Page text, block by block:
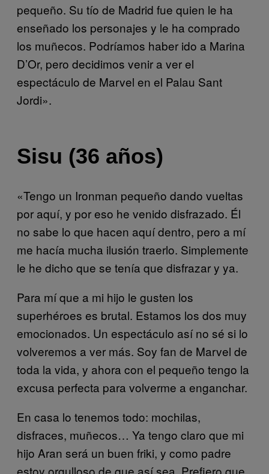
pequeño. Su tío de Madrid fue quien le ha
enseñado los personajes y le ha comprado
los muñecos. Podríamos haber ido a Marina
D’Or, pero decidimos venir a ver el
espectáculo de Marvel en el Palau Sant
Jordi».
Sisu (36 años)
«Tengo un Ironman pequeño dando vueltas
por aquí, y por eso he venido disfrazado. Él
no sabe lo que hacen aquí dentro, pero a mí
me hacía mucha ilusión traerlo. Simplemente
le he dicho que se tenía que disfrazar y ya.
Para mí que a mi hijo le gusten los
superhéroes es brutal. Estamos los dos muy
emocionados. Un espectáculo así no sé si lo
volveremos a ver más. Soy fan de Marvel de
toda la vida, y ahora con el pequeño tengo la
excusa perfecta para volverme a enganchar.
En casa lo tenemos todo: mochilas,
disfraces, muñecos… Ya tengo claro que mi
hijo Aran será un buen friki, y como padre